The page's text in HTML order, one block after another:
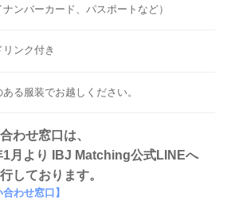
ンバーカード、パスポートなど）
リンク付き
る服装でお越しください。
わせ窓口は、
1月より IBJ Matching公式LINEへ
しております。
合わせ窓口】